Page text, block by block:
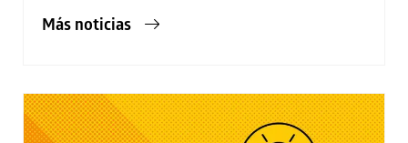
Más noticias